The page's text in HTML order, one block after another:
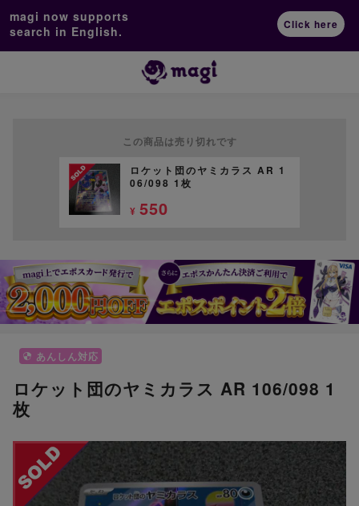
magi now supports
search in English.
Click here
この商品は売り切れです
ロケット団のヤミカラス AR 1
06/098 1枚
¥ 550
あんしん対応
ロケット団のヤミカラス AR 106/098 1
枚